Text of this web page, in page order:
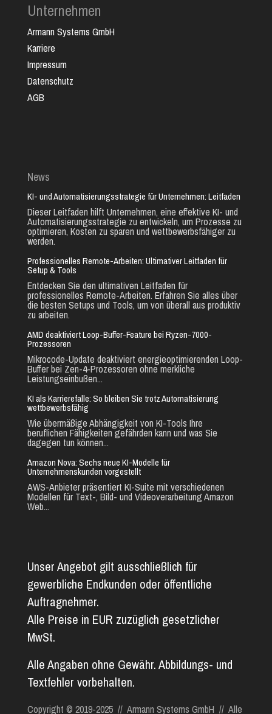
Unternehmen
Armann Systems GmbH
Karriere
Impressum
Datenschutz
AGB
News
KI- und Automatisierungsstrategie für Unternehmen: Leitfaden
Dieser Leitfaden hilft Unternehmen, eine effektive KI- und
Automatisierungsstrategie zu entwickeln, um Prozesse zu
optimieren, Kosten zu sparen und wettbewerbsfähiger zu
werden.
Professionelles Remote-Arbeiten: Ultimativer Leitfaden für
Setup & Tools
Entdecken Sie den ultimativen Leitfaden für
professionelles Remote-Arbeiten. Erfahren Sie alles über
die besten Setups und Tools, um von überall aus produktiv
zu arbeiten.
AMD deaktiviert Loop-Buffer-Feature bei Ryzen-7000-
Prozessoren
Mikrocode-Update deaktiviert energieoptimierenden Loop-
Buffer bei Zen-4-Prozessoren ohne merkliche
Leistungseinbußen...
KI als Karrierefalle: So bleiben Sie trotz Automatisierung
wettbewerbsfähig
Wie übermäßige Abhängigkeit von KI-Tools Ihre
beruflichen Fähigkeiten gefährden kann und was Sie
dagegen tun können...
Amazon Nova: Sechs neue KI-Modelle für
Unternehmenskunden vorgestellt
AWS-Anbieter präsentiert KI-Suite mit verschiedenen
Modellen für Text-, Bild- und Videoverarbeitung Amazon
Web...
Unser Angebot gilt ausschließlich für
gewerbliche Endkunden oder öffentliche
Auftragnehmer.
Alle Preise in EUR zuzüglich gesetzlicher
MwSt.
Alle Angaben ohne Gewähr. Abbildungs- und
Textfehler vorbehalten.
Copyright © 2019-2025 // Armann Systems GmbH // Alle